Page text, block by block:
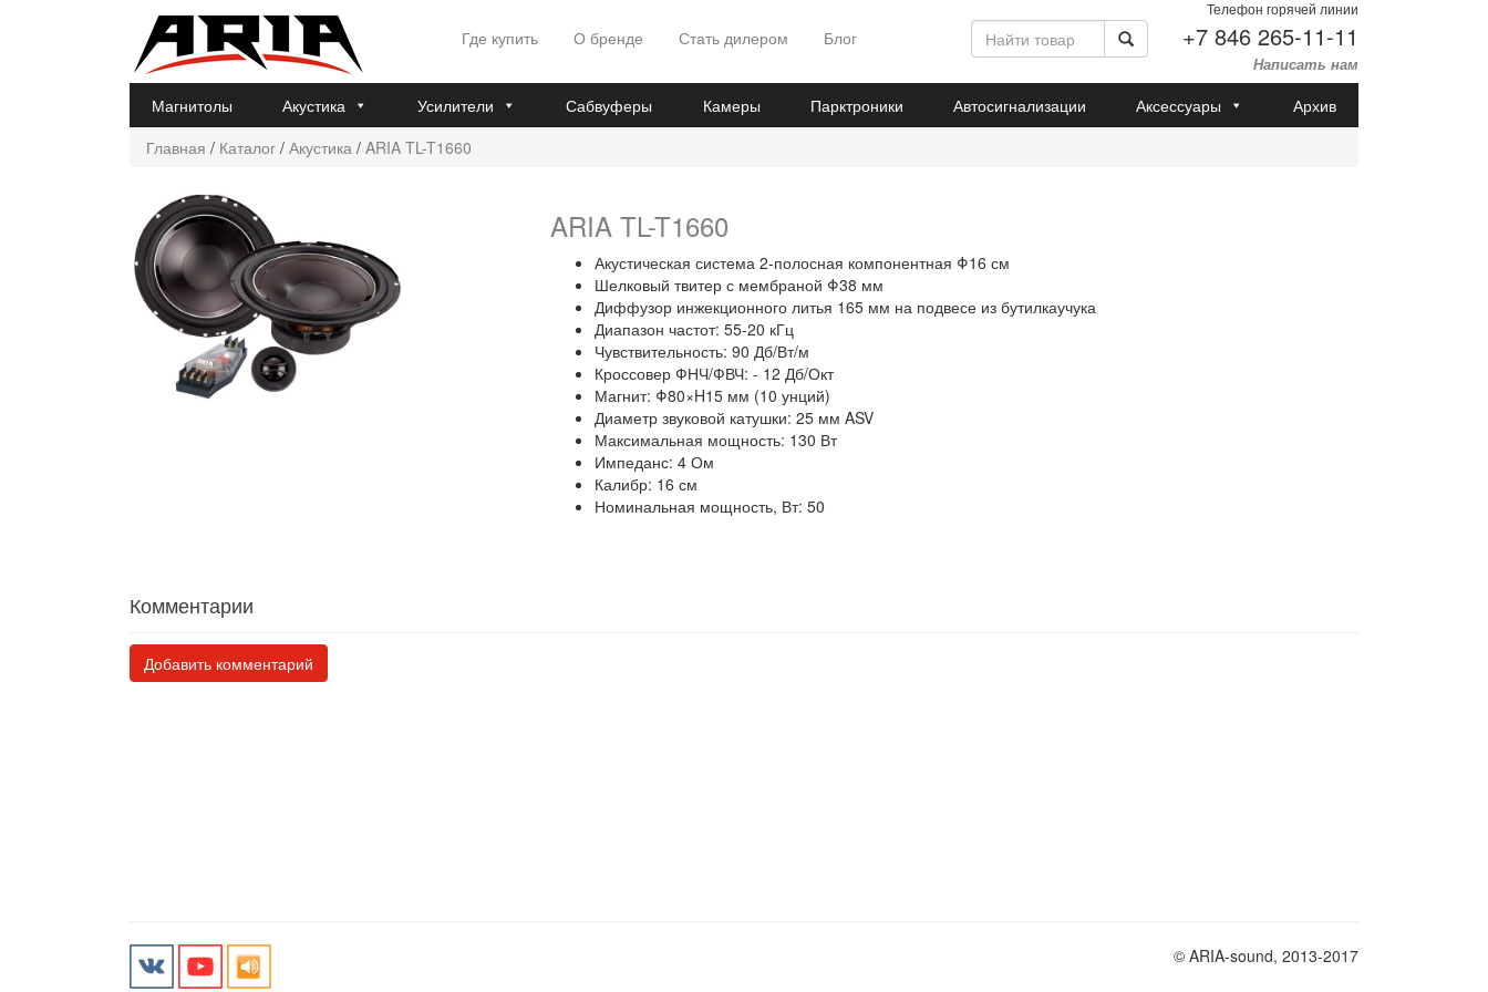
Где купить О бренде Стать дилером Блог
Телефон горячей линии
+7 846 265-11-11
Написать нам
Магнитолы Акустика Усилители Сабвуферы Камеры Парктроники Автосигнализации Аксессуары
Архив
Главная / Каталог / Акустика / ARIA TL-T1660
ARIA TL-T1660
Акустическая система 2-полосная компонентная Φ16 см
Шелковый твитер с мембраной Φ38 мм
Диффузор инжекционного литья 165 мм на подвесе из бутилкаучука
Диапазон частот: 55-20 кГц
Чувствительность: 90 Дб/Вт/м
Кроссовер ФНЧ/ФВЧ: - 12 Дб/Окт
Магнит: Φ80×H15 мм (10 унций)
Диаметр звуковой катушки: 25 мм ASV
Максимальная мощность: 130 Вт
Импеданс: 4 Ом
Калибр: 16 см
Номинальная мощность, Вт: 50
Комментарии
Добавить комментарий
© ARIA-sound, 2013-2017